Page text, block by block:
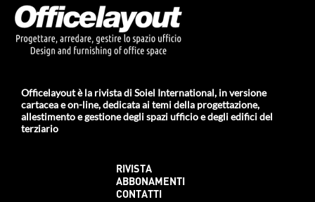
Officelayout è la rivista di Soiel International, in versione
cartacea e on-line, dedicata ai temi della progettazione,
allestimento e gestione degli spazi ufficio e degli edifici del
terziario
RIVISTA
ABBONAMENTI
CONTATTI